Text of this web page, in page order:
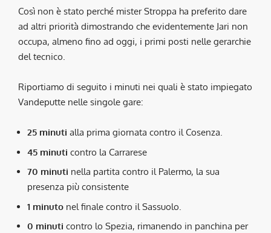
Così non è stato perché mister Stroppa ha preferito dare
ad altri priorità dimostrando che evidentemente Jari non
occupa, almeno fino ad oggi, i primi posti nelle gerarchie
del tecnico.
Riportiamo di seguito i minuti nei quali è stato impiegato
Vandeputte nelle singole gare:
25 minuti alla prima giornata contro il Cosenza.
45 minuti contro la Carrarese
70 minuti nella partita contro il Palermo, la sua
presenza più consistente
1 minuto nel finale contro il Sassuolo.
0 minuti contro lo Spezia, rimanendo in panchina per